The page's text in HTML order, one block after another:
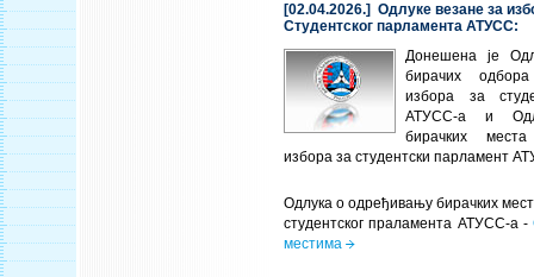
[02.04.2026.] Одлуке везане за
Студентског парламента АТУСС:
Донешена је
бирачих
избора за
АТУСС-а и
бирачких
избора за студентски парламент
Одлука о одређивању бирачких
студентског праламента АТУСС-а -
местима